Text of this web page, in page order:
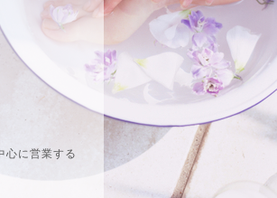
心に営業する